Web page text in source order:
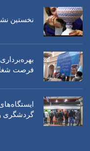
نخستین
فرصت
گردشگری